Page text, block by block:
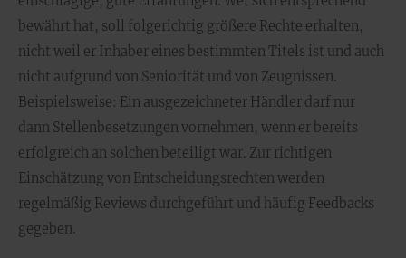
bewährt hat, soll folgerichtig größere Rechte erhalten,
nicht weil er Inhaber eines bestimmten Titels ist und auch
nicht aufgrund von Seniorität und von Zeugnissen.
Beispielsweise: Ein ausgezeichneter Händler darf nur
dann Stellenbesetzungen vornehmen, wenn er bereits
erfolgreich an solchen beteiligt war. Zur richtigen
Einschätzung von Entscheidungsrechten werden
regelmäßig Reviews durchgeführt und häufig Feedbacks
gegeben.